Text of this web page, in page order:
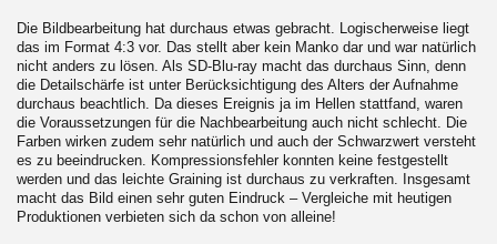
Die Bildbearbeitung hat durchaus etwas gebracht. Logischerweise liegt
das im Format 4:3 vor. Das stellt aber kein Manko dar und war natürlich
nicht anders zu lösen. Als SD-Blu-ray macht das durchaus Sinn, denn
die Detailschärfe ist unter Berücksichtigung des Alters der Aufnahme
durchaus beachtlich. Da dieses Ereignis ja im Hellen stattfand, waren
die Voraussetzungen für die Nachbearbeitung auch nicht schlecht. Die
Farben wirken zudem sehr natürlich und auch der Schwarzwert versteht
es zu beeindrucken. Kompressionsfehler konnten keine festgestellt
werden und das leichte Graining ist durchaus zu verkraften. Insgesamt
macht das Bild einen sehr guten Eindruck – Vergleiche mit heutigen
Produktionen verbieten sich da schon von alleine!